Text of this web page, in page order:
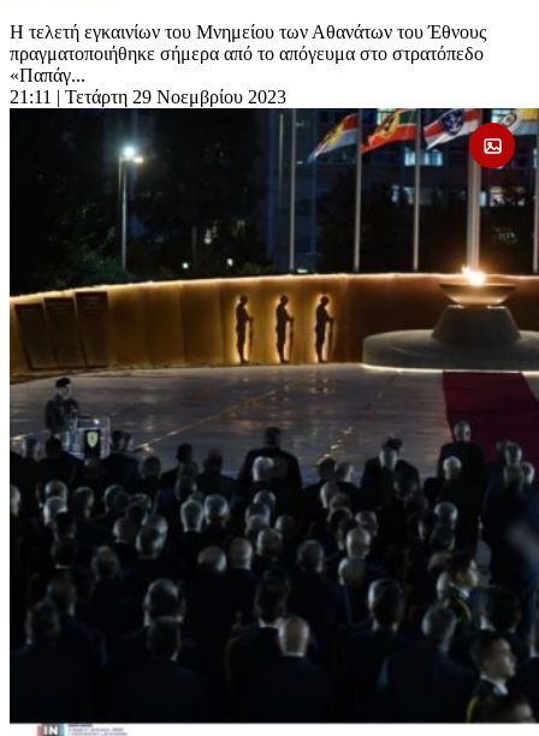
Η τελετή εγκαινίων του Μνημείου των Αθανάτων του Έθνους
πραγματοποιήθηκε σήμερα από το απόγευμα στο στρατόπεδο
«Παπάγ...
21:11 | Τετάρτη 29 Νοεμβρίου 2023